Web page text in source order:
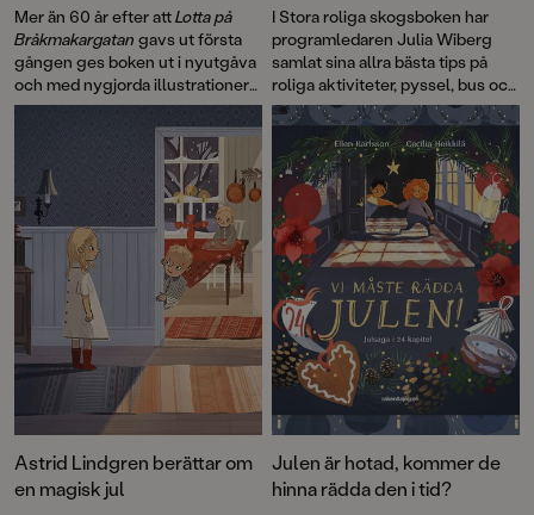
Mer än 60 år efter attLotta på
Bråkmakargatan gavs ut första
gången ges boken ut i nyutgåva
och med nygjorda illustrationer
av hyllade Cecilia Heikkilä.
I Stora roliga skogsboken har
programledaren Julia Wiberg
samlat sina allra bästa tips på
roliga aktiviteter, pyssel, bus och
lek som passar både stora och
små – året om. Bland annat hur
man bygger ett lyxigt
insektshotell som du kan läsa
mer om här!
Astrid Lindgren berättar om
en magisk jul
Julen är hotad, kommer de
hinna rädda den i tid?